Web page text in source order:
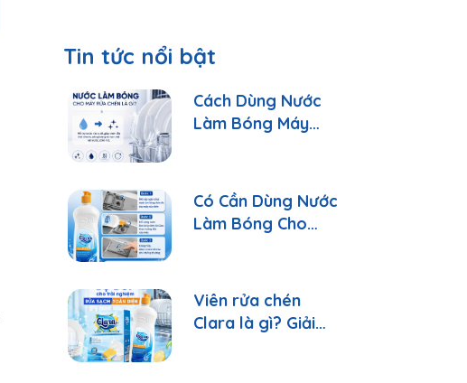
Tin tức nổi bật
Cách Dùng Nước
Làm Bóng Máy
Có Cần Dùng Nước
Làm Bóng Cho
Viên rửa chén
Clara là gì? Giải